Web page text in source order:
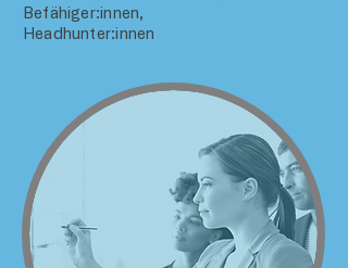
Befähiger:innen,
Headhunter:innen